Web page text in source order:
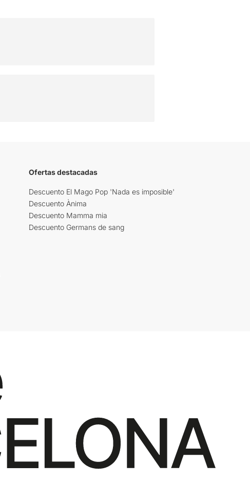
Ofertas destacadas
Descuento El Mago Pop 'Nada es imposible'
Descuento Ànima
Descuento Mamma mia
Descuento Germans de sang